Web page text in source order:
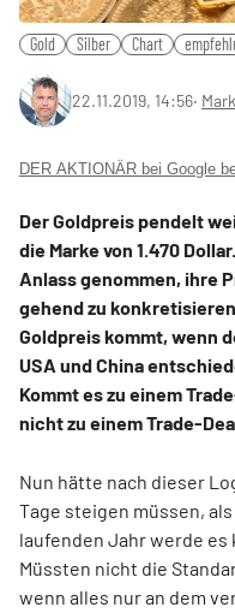
Gold Silber Chart
22.11.2019, 14:56‧
DER AKTIONÄR bei Google
Der Goldpreis pendelt
die Marke von 1.470
Anlass genommen, ihre
gehend zu
Goldpreis kommt, wenn
USA und China
Kommt es zu einem
nicht zu einem Trade-
Nun hätte nach dieser
Tage steigen müssen,
laufenden Jahr werde es
Müssten nicht die
wenn alles nur an dem